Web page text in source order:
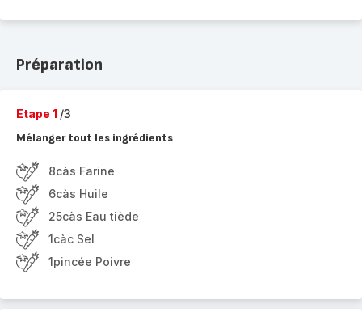
Préparation
Etape 1 /3
Mélanger tout les ingrédients
8càs Farine
6càs Huile
25càs Eau tiède
1càc Sel
1pincée Poivre